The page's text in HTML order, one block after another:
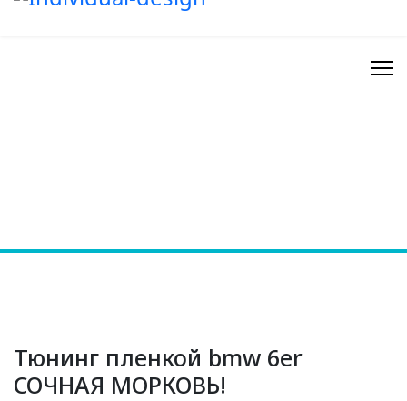
Тюнинг пленкой bmw 6er
СОЧНАЯ МОРКОВЬ!